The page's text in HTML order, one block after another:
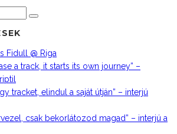
Fidull @ Riga
a track, it starts its own journey” –
tracket, elindul a saját útján” – interjú
csak bekorlátozod magad” – interjú a